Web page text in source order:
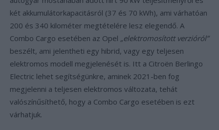
két akkumulátorkapacitásról (37 és 70 kWh), ami várhatóan
200 és 340 kilométer megtételére lesz elegendő. A
Combo Cargo esetében az Opel „elektromosított verzióról”
beszélt, ami jelentheti egy hibrid, vagy egy teljesen
elektromos modell megjelenését is. Itt a Citroën Berlingo
Electric lehet segítségünkre, aminek 2021-ben fog
megjelenni a teljesen elektromos változata, tehát
valószínűsíthető, hogy a Combo Cargo esetében is ezt
várhatjuk.